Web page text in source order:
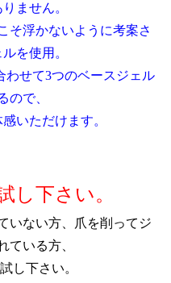
ません。
そ浮かないように考案さ
を使用。
わせて3つのベースジェル
ので、
いただけます。
し下さい。
いない方、爪を削ってジ
ている方、
し下さい。